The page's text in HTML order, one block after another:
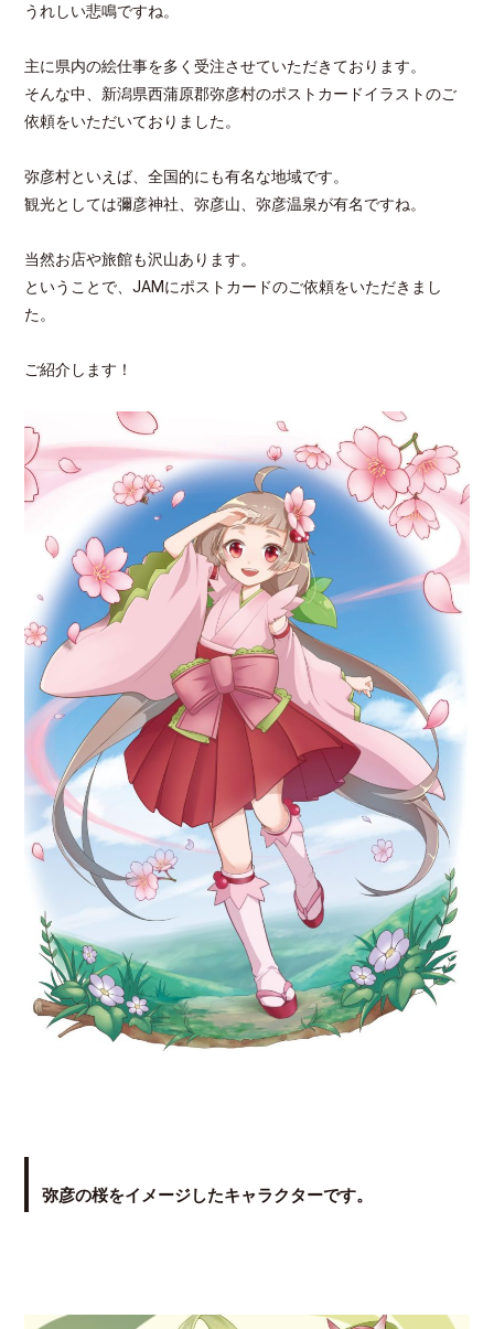
うれしい悲鳴ですね。
主に県内の絵仕事を多く受注させていただきております。
そんな中、新潟県西蒲原郡弥彦村のポストカードイラストのご
依頼をいただいておりました。
弥彦村といえば、全国的にも有名な地域です。
観光としては彌彦神社、弥彦山、弥彦温泉が有名ですね。
当然お店や旅館も沢山あります。
ということで、JAMにポストカードのご依頼をいただきまし
た。
ご紹介します！
弥彦の桜をイメージしたキャラクターです。